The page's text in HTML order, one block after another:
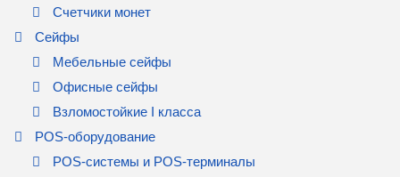
Счетчики монет
Сейфы
Мебельные сейфы
Офисные сейфы
Взломостойкие I класса
POS-оборудование
POS-системы и POS-терминалы